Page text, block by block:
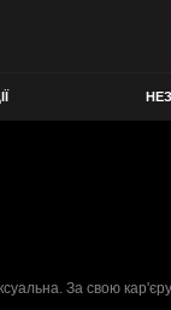
За свою